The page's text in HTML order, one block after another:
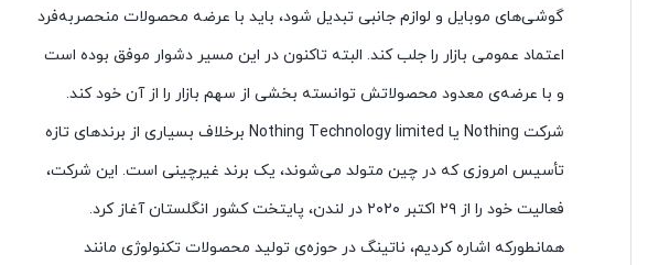
گوشی‌های موبایل و لوازم جانبی تبدیل شود، باید با عرضه محصولات منحصربه‌فرد
اعتماد عمومی بازار را جلب کند. البته تاکنون در این مسیر دشوار موفق بوده است
و با عرضه‌ی معدود محصولاتش توانسته بخشی از سهم بازار را از آن خود کند.
شرکت Nothing یا Nothing Technology limited برخلاف بسیاری از برند‌های تازه
تأسیس امروزی که در چین متولد می‌شوند، یک برند غیرچینی است. این شرکت،
فعالیت خود را از ۲۹ اکتبر ۲۰۲۰ در لندن، پایتخت کشور انگلستان آغاز کرد.
همانطورکه اشاره کردیم، ناتینگ در حوزه‌ی تولید محصولات تکنولوژی مانند